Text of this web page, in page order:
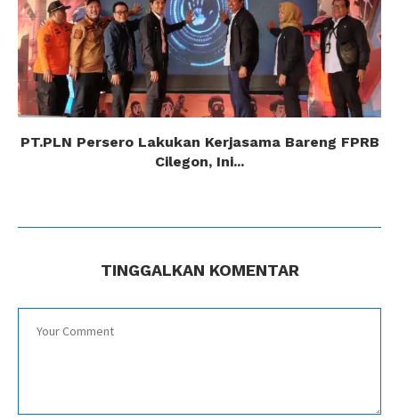
PT.PLN Persero Lakukan Kerjasama Bareng FPRB
Cilegon, Ini...
TINGGALKAN KOMENTAR